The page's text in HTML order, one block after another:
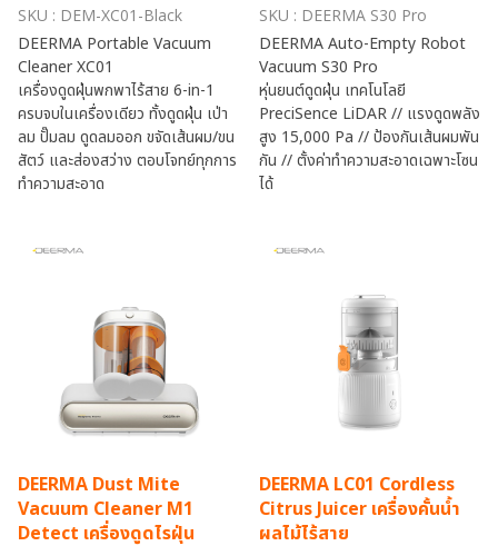
SKU : DEM-XC01-Black
DEERMA Portable Vacuum
Cleaner XC01
เครื่องดูดฝุ่นพกพาไร้สาย 6-in-1
ครบจบในเครื่องเดียว ทั้งดูดฝุ่น เป่า
ลม ปั๊มลม ดูดลมออก ขจัดเส้นผม/ขน
สัตว์ และส่องสว่าง ตอบโจทย์ทุกการ
ทำความสะอาด
SKU : DEERMA S30 Pro
DEERMA Auto-Empty Robot
Vacuum S30 Pro
หุ่นยนต์ดูดฝุ่น เทคโนโลยี
PreciSence LiDAR // แรงดูดพลัง
สูง 15,000 Pa // ป้องกันเส้นผมพัน
กัน // ตั้งค่าทำความสะอาดเฉพาะโซน
ได้
DEERMA Dust Mite
Vacuum Cleaner M1
Detect เครื่องดูดไรฝุ่น
DEERMA LC01 Cordless
Citrus Juicer เครื่องคั้นน้ำ
ผลไม้ไร้สาย